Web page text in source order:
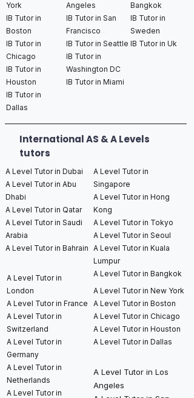
York
IB Tutor in
Boston
IB Tutor in
Chicago
IB Tutor in
Houston
IB Tutor in
Dallas
Angeles
IB Tutor in San
Francisco
IB Tutor in Seattle
IB Tutor in
Washington DC
IB Tutor in Miami
Bangkok
IB Tutor in
Sweden
IB Tutor in Uk
International AS & A Levels
tutors
A Level Tutor in Dubai
A Level Tutor in Abu
Dhabi
A Level Tutor in Qatar
A Level Tutor in Saudi
Arabia
A Level Tutor in Bahrain
A Level Tutor in
London
A Level Tutor in France
A Level Tutor in
Switzerland
A Level Tutor in
Germany
A Level Tutor in
Netherlands
A Level Tutor in
A Level Tutor in
Singapore
A Level Tutor in Hong
Kong
A Level Tutor in Tokyo
A Level Tutor in Seoul
A Level Tutor in Kuala
Lumpur
A Level Tutor in Bangkok
A Level Tutor in New York
A Level Tutor in Boston
A Level Tutor in Chicago
A Level Tutor in Houston
A Level Tutor in Dallas
A Level Tutor in Los
Angeles